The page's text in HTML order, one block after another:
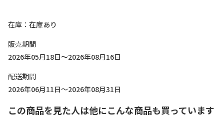
在庫
在庫あり
販売期間
2026年05月18日～2026年08月16日
配送期間
2026年06月11日～2026年08月31日
この商品を見た人は他にこんな商品も買っています